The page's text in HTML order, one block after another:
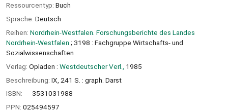
Ressourcentyp: Buch
Sprache: Deutsch
Reihen: Nordrhein-Westfalen. Forschungsberichte des Landes
Nordrhein-Westfalen ; 3198 : Fachgruppe Wirtschafts- und
Sozialwissenschaften
Verlag: Opladen : Westdeutscher Verl.,
1985
Beschreibung: IX, 241 S. : graph. Darst
ISBN:
3531031988
PPN: 025494597